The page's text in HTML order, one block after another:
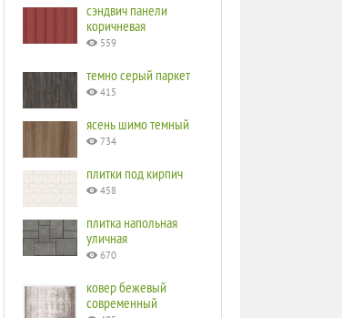
сэндвич панели
коричневая
559
темно серый паркет
415
ясень шимо темный
734
плитки под кирпич
458
плитка напольная
уличная
670
ковер бежевый
современный